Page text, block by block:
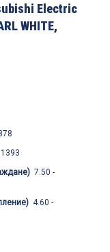
Electric
WHITE,
1393
7.50 -
4.60 -